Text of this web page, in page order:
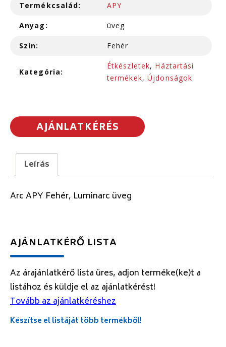
Termékcsalád: APY
Anyag: üveg
Szín: Fehér
Kategória:
Étkészletek, Háztartási
termékek,Újdonságok
AJÁNLATKÉRÉS
Leírás
Arc APY Fehér, Luminarc üveg
AJÁNLATKÉRŐ LISTA
Az árajánlatkérő lista üres, adjon terméke(ke)t a
listához és küldje el az ajánlatkérést!
Tovább az ajánlatkéréshez
Készítse el listáját több termékből!